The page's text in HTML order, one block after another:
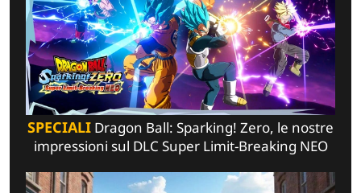
SPECIALI Dragon Ball: Sparking! Zero, le nostre
impressioni sul DLC Super Limit-Breaking NEO